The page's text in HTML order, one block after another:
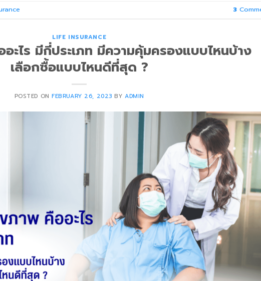
3
LIFE INSURANCE
ะไร มีกี่ประเภท มีความคุ้มครองแบบไหนบ้าง
เลือกซื้อแบบไหนดีที่สุด ?
POSTED ONFEBRUARY 26, 2023 BYADMIN